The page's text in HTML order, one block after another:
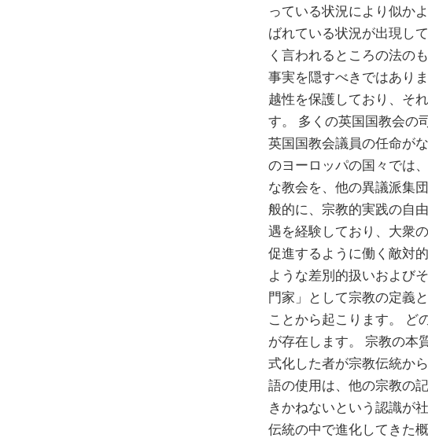
っている状況により似か
ばれている状況が出現し
く言われるところの法の
事実を隠すべきではあり
越性を保護しており、そ
す。 多くの英国国教会の
英国国教会議員の任命が
のヨーロッパの国々では
な教会を、他の異議派集
般的に、宗教的実践の自
遇を経験しており、大衆
促進するように働く敵対
ような差別的扱いおよび
門家」として宗教の定義
ことから起こります。 ど
が存在します。 宗教の本
式化した者が宗教伝統か
語の使用は、他の宗教の
きかねないという認識が
伝統の中で進化してきた